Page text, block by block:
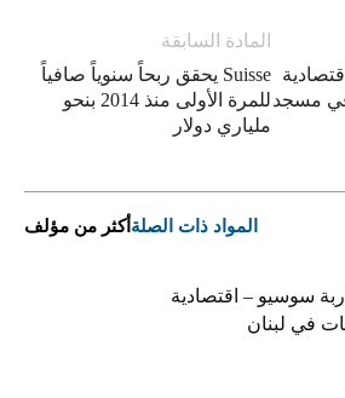
المادة السابقة
Suisse يحقق ربحاً سنوياً صافياً
للمرة الأولى منذ 2014 بنحو
ملياري دولار
في مسجد
المواد ذات الصلة أكثر من مؤلف
سوسيو – اقتصادية
في لبنان